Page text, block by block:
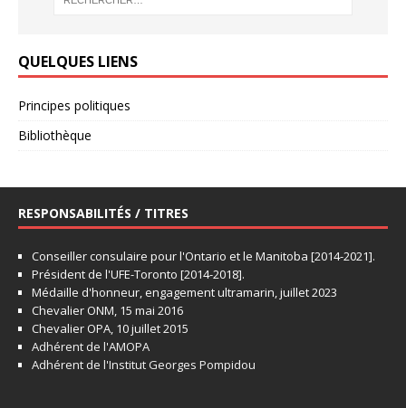
QUELQUES LIENS
Principes politiques
Bibliothèque
RESPONSABILITÉS / TITRES
Conseiller consulaire pour l'Ontario et le Manitoba [2014-2021].
Président de l'UFE-Toronto [2014-2018].
Médaille d'honneur, engagement ultramarin, juillet 2023
Chevalier ONM, 15 mai 2016
Chevalier OPA, 10 juillet 2015
Adhérent de l'AMOPA
Adhérent de l'Institut Georges Pompidou